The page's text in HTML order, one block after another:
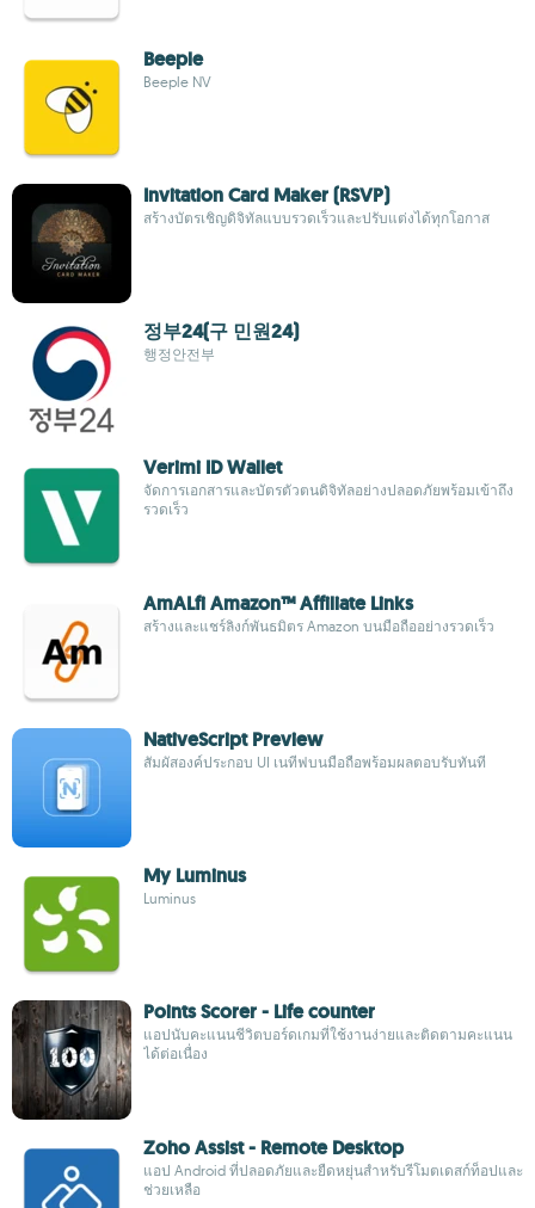
Beeple
Beeple NV
Invitation Card Maker (RSVP)
สร้างบัตรเชิญดิจิทัลแบบรวดเร็วและปรับแต่งได้ทุกโอกาส
정부24(구 민원24)
행정안전부
Verimi ID Wallet
จัดการเอกสารและบัตรตัวตนดิจิทัลอย่างปลอดภัยพร้อมเข้าถึง
รวดเร็ว
AmALfi Amazon™ Affiliate Links
สร้างและแชร์ลิงก์พันธมิตร Amazon บนมือถืออย่างรวดเร็ว
NativeScript Preview
สัมผัสองค์ประกอบ UI เนทีฟบนมือถือพร้อมผลตอบรับทันที
My Luminus
Luminus
Points Scorer - Life counter
แอปนับคะแนนชีวิตบอร์ดเกมที่ใช้งานง่ายและติดตามคะแนน
ได้ต่อเนื่อง
Zoho Assist - Remote Desktop
แอป Android ที่ปลอดภัยและยืดหยุ่นสำหรับรีโมตเดสก์ท็อปและ
ช่วยเหลือ